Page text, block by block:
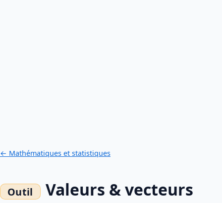
← Mathématiques et statistiques
Valeurs & vecteurs